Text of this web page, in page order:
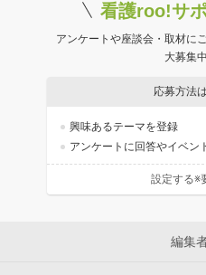
看護roo!サ
アンケートや座談会・取材に
大募集
応募方法
興味あるテーマを登録
アンケートに回答やイベン
設定する※
編集